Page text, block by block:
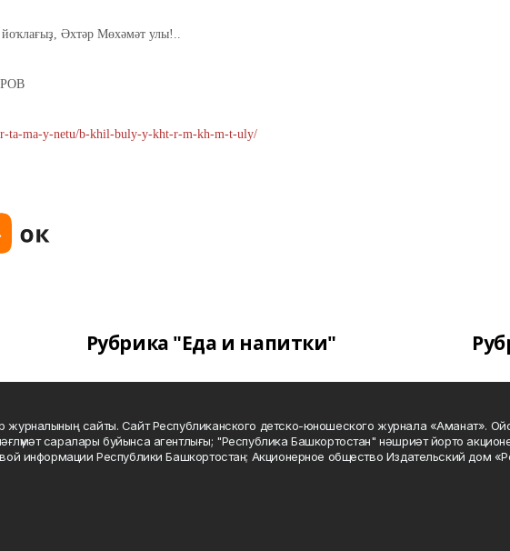
Әхтәр Мөхәмәт улы!..
ta-ma-y-netu/b-khil-buly-y-kht-r-m-kh-m-t-uly/
Рубрика "Еда и напитки"
журналының сайты. Сайт Республиканского детско-юношеского журнала «Аманат».
саралары буйынса агентлығы; "Республика Башкортостан" нәшриәт йорто
информации Республики Башкортостан; Акционерное общество Издательский дом